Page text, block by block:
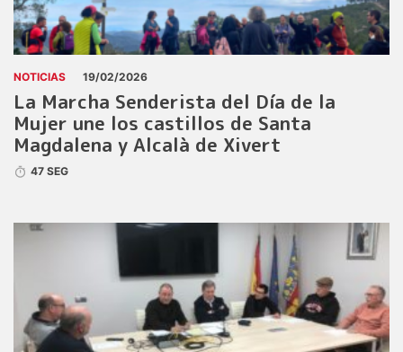
NOTICIAS 19/02/2026
La Marcha Senderista del Día de la
Mujer une los castillos de Santa
Magdalena y Alcalà de Xivert
47 SEG